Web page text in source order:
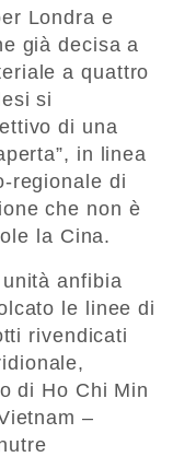
Londra e
già decisa a
a quattro
si
di una
in linea
regionale di
che non è
la Cina.
anfibia
le linee di
rivendicati
di Ho Chi Min
–